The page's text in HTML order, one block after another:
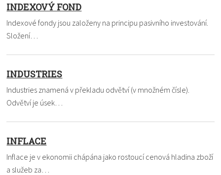
INDEXOVÝ FOND
Indexové fondy jsou založeny na principu pasivního investování.
Složení…
INDUSTRIES
Industries znamená v překladu odvětví (v množném čísle).
Odvětví je úsek…
INFLACE
Inflace je v ekonomii chápána jako rostoucí cenová hladina zboží
a služeb za…